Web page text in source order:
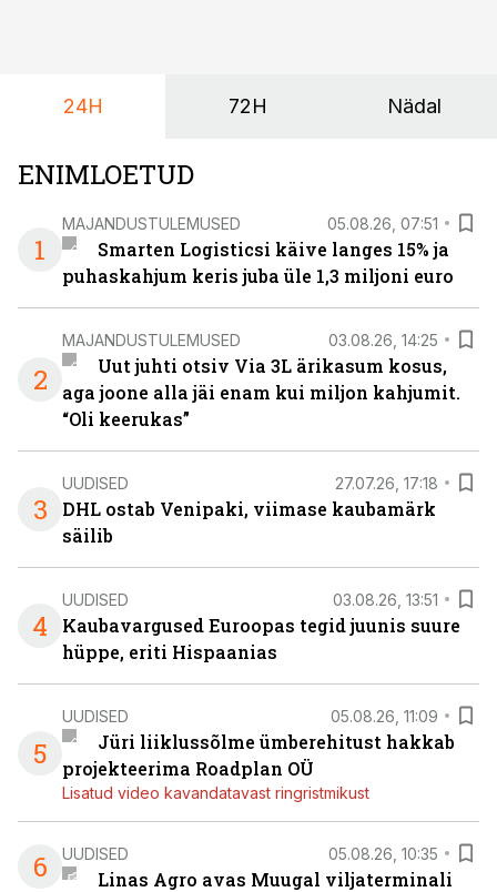
24H 72H Nädal
ENIMLOETUD
1
MAJANDUSTULEMUSED 05.08.26, 07:51
Smarten Logisticsi käive langes 15% ja
puhaskahjum keris juba üle 1,3 miljoni euro
2
MAJANDUSTULEMUSED 03.08.26, 14:25
Uut juhti otsiv Via 3L ärikasum kosus,
aga joone alla jäi enam kui miljon kahjumit.
“Oli keerukas”
3
UUDISED 27.07.26, 17:18
DHL ostab Venipaki, viimase kaubamärk
säilib
4
UUDISED 03.08.26, 13:51
Kaubavargused Euroopas tegid juunis suure
hüppe, eriti Hispaanias
5
UUDISED 05.08.26, 11:09
Jüri liiklussõlme ümberehitust hakkab
projekteerima Roadplan OÜ
Lisatud video kavandatavast ringristmikust
6 UUDISED 05.08.26, 10:35
Linas Agro avas Muugal viljaterminali